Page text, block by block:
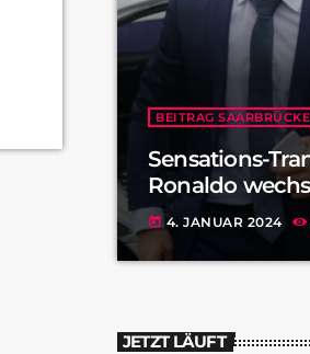
BEITRAG
Sensations-
Ronaldo
today 4. JANUAR 2024
JETZT LÄUFT